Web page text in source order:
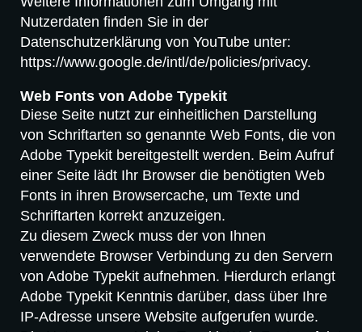
Nutzerdaten finden Sie in der
Datenschutzerklärung von YouTube unter:
https://www.google.de/intl/de/policies/privacy.
Web Fonts von Adobe Typekit
Diese Seite nutzt zur einheitlichen Darstellung
von Schriftarten so genannte Web Fonts, die von
Adobe Typekit bereitgestellt werden. Beim Aufruf
einer Seite lädt Ihr Browser die benötigten Web
Fonts in ihren Browsercache, um Texte und
Schriftarten korrekt anzuzeigen.
Zu diesem Zweck muss der von Ihnen
verwendete Browser Verbindung zu den Servern
von Adobe Typekit aufnehmen. Hierdurch erlangt
Adobe Typekit Kenntnis darüber, dass über Ihre
IP-Adresse unsere Website aufgerufen wurde.